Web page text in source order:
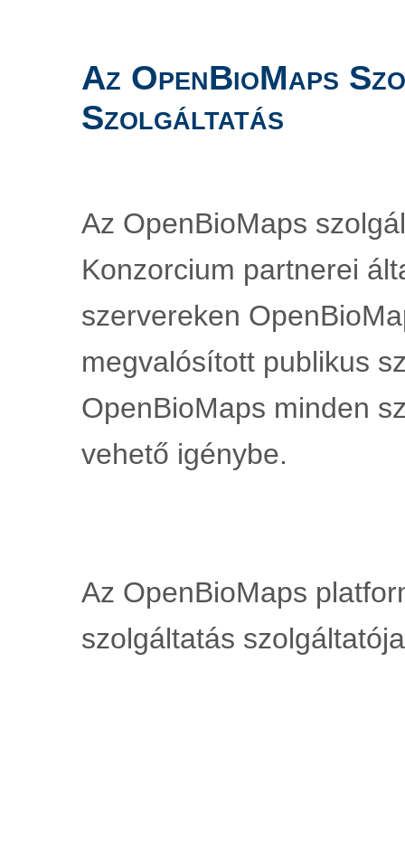
Az OpenBioMaps
Szolgáltatás
Az OpenBioMaps
Konzorcium partnerei
szervereken
megvalósított publikus
OpenBioMaps minden
vehető igénybe.
Az OpenBioMaps
szolgáltatás